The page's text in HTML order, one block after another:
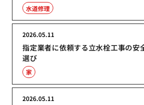
水道修理
指定業者に依頼する立水栓工事の安
選び
2026.05.11
家
2026.05.11